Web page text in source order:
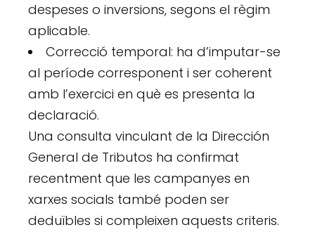
despeses o inversions, segons el règim
aplicable.
Correcció temporal: ha d’imputar-se
al període corresponent i ser coherent
amb l’exercici en què es presenta la
declaració.
Una consulta vinculant de la Dirección
General de Tributos ha confirmat
recentment que les campanyes en
xarxes socials també poden ser
deduïbles si compleixen aquests criteris.